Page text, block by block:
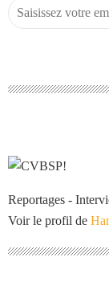
Reportages -
Voir le profil de